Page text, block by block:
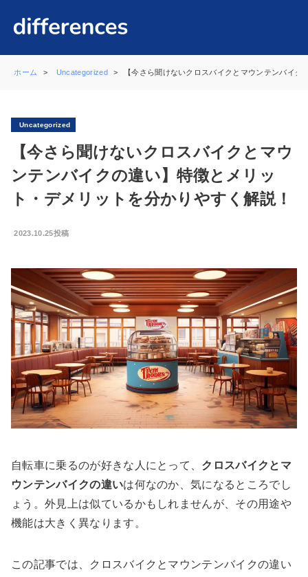
ホーム Uncategorized 【今さら聞けないクロスバイクとマウンテンバイ
Uncategorized
【今さら聞けないクロスバイクとマウ
ンテンバイクの違い】特徴とメリッ
ト・デメリットを分かりやすく解説！
2023.10.25投稿
自転車に乗るのが好きな人にとって、 クロスバイクとマ
ウンテンバイクの違いは何なのか、気になるところでし
ょう。外見上は似ているかもしれませんが、その用途や
機能は大きく異なります。
この記事では、クロスバイクとマウンテンバイクの違い